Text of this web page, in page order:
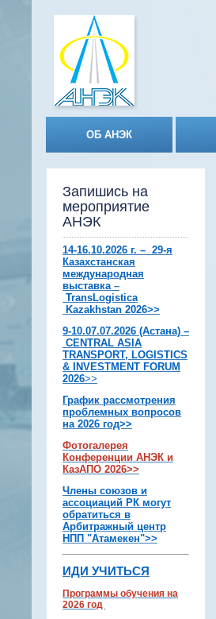
ОБ АНЭК
Запишись на
мероприятие
АНЭК
14-16.10.2026 г. – 29-я
Казахстанская
международная
выставка –
TransLogistica
Kazakhstan 2026>>
9-10.07.07.2026 (Астана) –
CENTRAL ASIA
TRANSPORT, LOGISTICS
& INVESTMENT FORUM
2026>>
График рассмотрения
проблемных вопросов
на 2026 год>>
Фотогалерея
Конференции АНЭК и
КазАПО 2026>>
Члены союзов и
ассоциаций РК могут
обратиться в
Арбитражный центр
НПП "Атамекен">>
ИДИ УЧИТЬСЯ
Программы обучения на
2026 год